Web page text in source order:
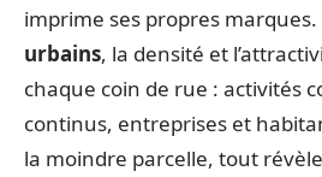
imprime ses propres marques.
urbains, la densité et
chaque coin de rue : activités
continus, entreprises et
la moindre parcelle, tout